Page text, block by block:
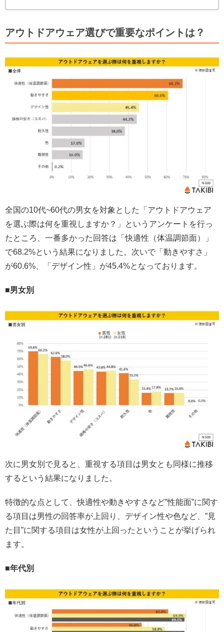
アウトドアウェア選びで重要なポイントは？
全国の10代~60代の男女を対象とした「アウトドアウェア
を選ぶ際は何を重視しますか？」というアンケートを行っ
たところ、一番多かった回答は「快適性（体温調節面）」
で68.2%という結果になりました。次いで「動きやすさ」
が60.6%、「デザイン性」が45.4%となっております。
■男女別
次に男女別で見ると、重視する項目は男女とも同様に推移
するという結果になりました。
特徴的な点として、快適性や動きやすさなど”性能面”に関す
る項目は男性の回答率が上回り、デザイン性や色など、”見
た目”に関する項目は女性が上回ったということが挙げられ
ます。
■年代別